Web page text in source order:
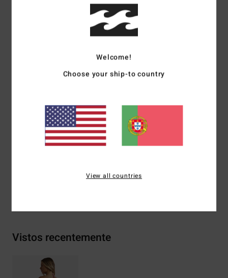
96% nylon reciclado e 4% elastano
Cintura baixa
Cobertura:Reduzida
Marca:Placa metálica
Materiais[Tecido principal] 96% nylon reciclado, 4%
Vistos recentemente
Welcome!
Choose your ship-to country
View all countries